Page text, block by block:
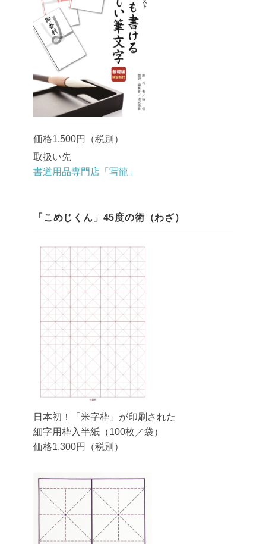
価格1,500円（税別）
取扱い先
書道用品専門店「写龍」
「こめじくん」45度の術（わざ）
日本初！「米字枠」が印刷された
細字用枠入半紙（100枚／袋）
価格1,300円（税別）